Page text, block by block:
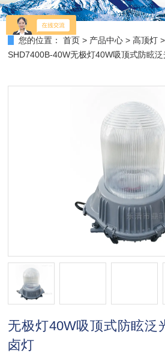
您的位置： 首页 > 产品中心 >高顶灯
SHD7400B-40W无极灯40W吸顶式防眩
无极灯40W吸顶式防眩泛
卤灯